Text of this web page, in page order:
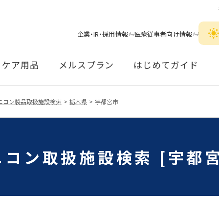
企業・IR・採用情報 医療従事者向け情報
ケア用品 メルスプラン はじめてガイド
コン製品取扱施設検索 栃木県 宇都宮市
コン取扱施設検索 [宇都